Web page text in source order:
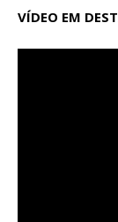
VÍDEO EM